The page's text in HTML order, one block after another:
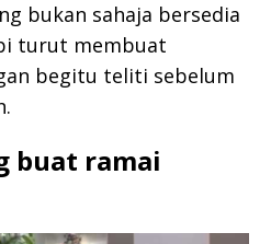
bukan sahaja bersedia
turut membuat
begitu teliti sebelum
buat ramai